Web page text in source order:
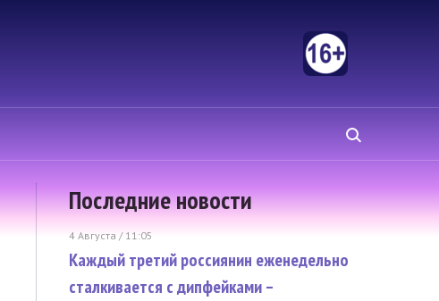
Последние новости
4 Августа / 11:05
Каждый третий россиянин еженедельно
сталкивается с дипфейками –